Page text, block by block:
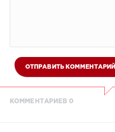
ОТПРАВИТЬ КОММЕНТАРИЙ
КОММЕНТАРИЕВ 0